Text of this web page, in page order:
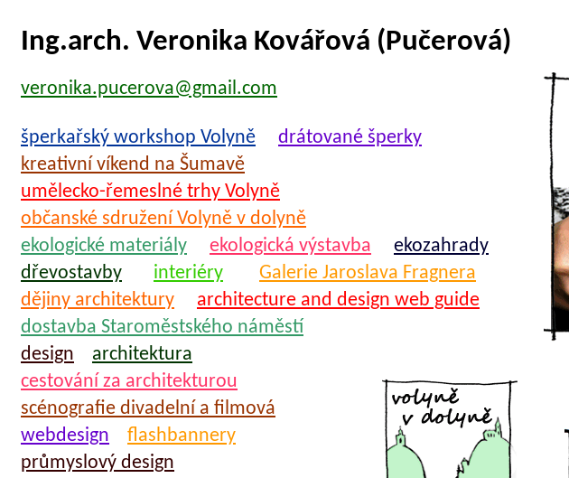
Ing.arch. Veronika Kovářová (Pučerová)
veronika.pucerova@gmail.com
šperkařský workshop Volyně
drátované šperky
kreativní víkend na Šumavě
umělecko-řemeslné trhy Volyně
občanské sdružení Volyně v dolyně
ekologické materiály
ekologická výstavba
ekozahrady
dřevostavby
interiéry
Galerie Jaroslava Fragnera
dějiny architektury
architecture and design web guide
dostavba Staroměstského náměstí
design
architektura
cestování za architekturou
scénografie divadelní a filmová
webdesign
flashbannery
průmyslový design